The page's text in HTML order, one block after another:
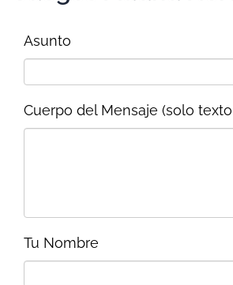
Asunto
Cuerpo del Mensaje (solo
Tu Nombre